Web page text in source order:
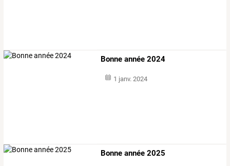
Bonne année 2024
1 janv. 2024
Bonne année 2025